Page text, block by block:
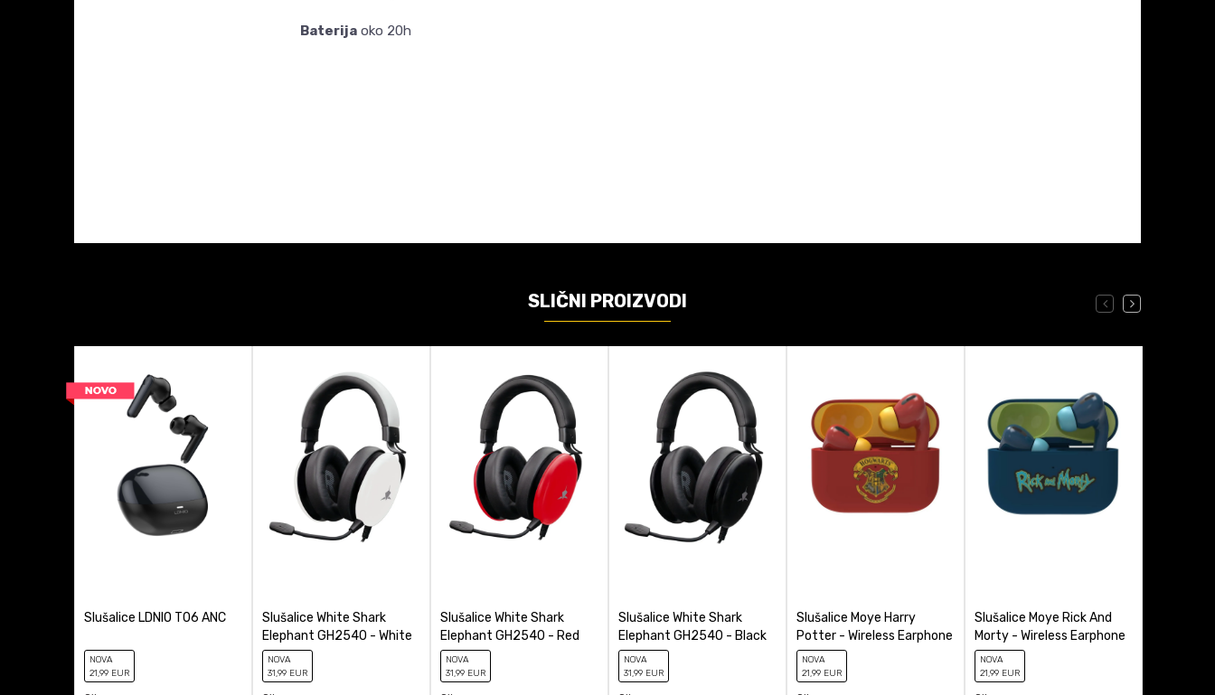
Baterija oko 20h
Anti-spam zaštita - izračunajte koliko je 2 + 3 :
POŠALJI
Konektor USB
Bez osvetlenja
Proizvođač Razer
Tip Slušalica Wireless
SLIČNI PROIZVODI
Slušalice LDNIO T06 ANC
NOVA
21,99 EUR
Slušalice White Shark
Elephant GH2540 - White
NOVA
31,99 EUR
Slušalice White Shark
Elephant GH2540 - Red
NOVA
31,99 EUR
Slušalice White Shark
Elephant GH2540 - Black
NOVA
31,99 EUR
Slušalice Moye Harry
Potter - Wireless Earphone
NOVA
21,99 EUR
Slušalice Moye Rick And
Morty - Wireless Earphone
NOVA
21,99 EUR